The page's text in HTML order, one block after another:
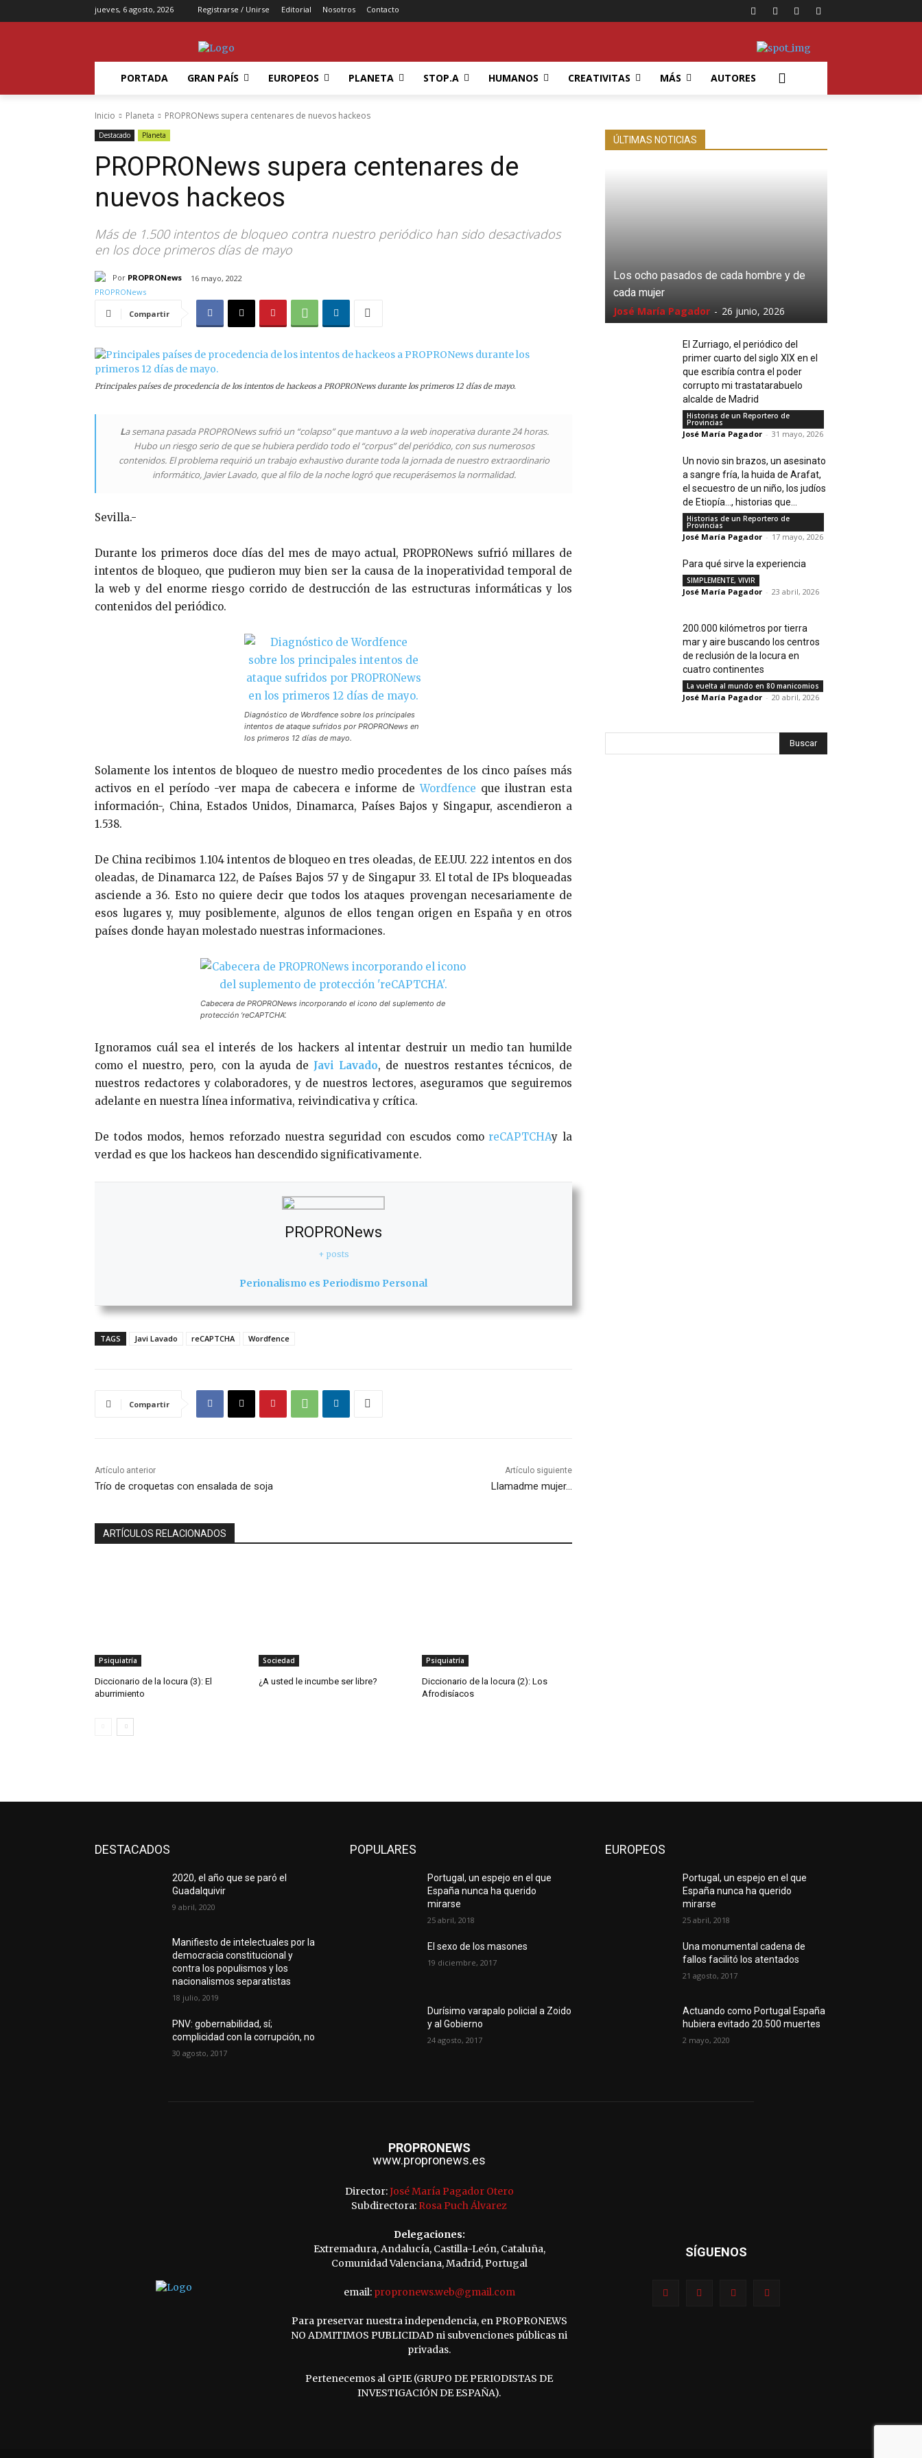
jueves, 6 agosto, 2026 Registrarse / Unirse Editorial Nosotros Contacto
PORTADA GRAN PAÍS EUROPEOS PLANETA STOP.A HUMANOS CREATIVITAS MÁS AUTORES
Inicio Planeta PROPRONews supera centenares de nuevos hackeos
Destacado Planeta
PROPRONews supera centenares de
nuevos hackeos
Más de 1.500 intentos de bloqueo contra nuestro periódico han sido desactivados
en los doce primeros días de mayo
Por PROPRONews 16 mayo, 2022
Compartir
Principales países de procedencia de los intentos de hackeos a PROPRONews durante los primeros 12 días de mayo.
La semana pasada PROPRONews sufrió un “colapso” que mantuvo a la web inoperativa durante 24 horas.
Hubo un riesgo serio de que se hubiera perdido todo el “corpus” del periódico, con sus numerosos
contenidos. El problema requirió un trabajo exhaustivo durante toda la jornada de nuestro extraordinario
informático, Javier Lavado, que al filo de la noche logró que recuperásemos la normalidad.
Sevilla.-
Durante los primeros doce días del mes de mayo actual, PROPRONews sufrió millares de
intentos de bloqueo, que pudieron muy bien ser la causa de la inoperatividad temporal de
la web y del enorme riesgo corrido de destrucción de las estructuras informáticas y los
contenidos del periódico.
Diagnóstico de Wordfence sobre los principales
intentos de ataque sufridos por PROPRONews en
los primeros 12 días de mayo.
Solamente los intentos de bloqueo de nuestro medio procedentes de los cinco países más
activos en el período -ver mapa de cabecera e informe deWordfence que ilustran esta
información-, China, Estados Unidos, Dinamarca, Países Bajos y Singapur, ascendieron a
1.538.
De China recibimos 1.104 intentos de bloqueo en tres oleadas, de EE.UU. 222 intentos en dos
oleadas, de Dinamarca 122, de Países Bajos 57 y de Singapur 33. El total de IPs bloqueadas
asciende a 36. Esto no quiere decir que todos los ataques provengan necesariamente de
esos lugares y, muy posiblemente, algunos de ellos tengan origen en España y en otros
países donde hayan molestado nuestras informaciones.
Cabecera de PROPRONews incorporando el icono del suplemento de
protección ‘reCAPTCHA’.
Ignoramos cuál sea el interés de los hackers al intentar destruir un medio tan humilde
como el nuestro, pero, con la ayuda de Javi Lavado, de nuestros restantes técnicos, de
nuestros redactores y colaboradores, y de nuestros lectores, aseguramos que seguiremos
adelante en nuestra línea informativa, reivindicativa y crítica.
De todos modos, hemos reforzado nuestra seguridad con escudos como reCAPTCHAy la
verdad es que los hackeos han descendido significativamente.
PROPRONews
+ posts
Perionalismo es Periodismo Personal
TAGS Javi Lavado reCAPTCHA Wordfence
Compartir
Artículo anterior
Trío de croquetas con ensalada de soja
Artículo siguiente
Llamadme mujer…
ARTÍCULOS RELACIONADOS
Psiquiatría
Diccionario de la locura (3): El
aburrimiento
Sociedad
¿A usted le incumbe ser libre?
Psiquiatría
Diccionario de la locura (2): Los
Afrodisíacos
ÚLTIMAS NOTICIAS
Los ocho pasados de cada hombre y de
cada mujer
José María Pagador - 26 junio, 2026
El Zurriago, el periódico del
primer cuarto del siglo XIX en el
que escribía contra el poder
corrupto mi trastatarabuelo
alcalde de Madrid
Historias de un Reportero de
Provincias
José María Pagador - 31 mayo, 2026
Un novio sin brazos, un asesinato
a sangre fría, la huida de Arafat,
el secuestro de un niño, los judíos
de Etiopía…, historias que...
Historias de un Reportero de
Provincias
José María Pagador - 17 mayo, 2026
Para qué sirve la experiencia
SIMPLEMENTE, VIVIR
José María Pagador - 23 abril, 2026
200.000 kilómetros por tierra
mar y aire buscando los centros
de reclusión de la locura en
cuatro continentes
La vuelta al mundo en 80 manicomios
José María Pagador - 20 abril, 2026
Buscar
DESTACADOS
2020, el año que se paró el
Guadalquivir
9 abril, 2020
Manifiesto de intelectuales por la
democracia constitucional y
contra los populismos y los
nacionalismos separatistas
18 julio, 2019
PNV: gobernabilidad, sí;
complicidad con la corrupción, no
30 agosto, 2017
POPULARES
Portugal, un espejo en el que
España nunca ha querido
mirarse
25 abril, 2018
El sexo de los masones
19 diciembre, 2017
Durísimo varapalo policial a Zoido
y al Gobierno
24 agosto, 2017
EUROPEOS
Portugal, un espejo en el que
España nunca ha querido
mirarse
25 abril, 2018
Una monumental cadena de
fallos facilitó los atentados
21 agosto, 2017
Actuando como Portugal España
hubiera evitado 20.500 muertes
2 mayo, 2020
PROPRONEWS
www.propronews.es
Director:José María Pagador Otero
Subdirectora: Rosa Puch Álvarez
Delegaciones:
Extremadura, Andalucía, Castilla-León, Cataluña,
Comunidad Valenciana, Madrid, Portugal
email: propronews.web@gmail.com
Para preservar nuestra independencia, en PROPRONEWS
NO ADMITIMOS PUBLICIDAD ni subvenciones públicas ni
privadas.
Pertenecemos al GPIE (GRUPO DE PERIODISTAS DE
INVESTIGACIÓN DE ESPAÑA).
SÍGUENOS